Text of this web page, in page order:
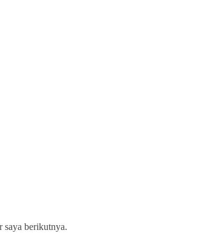
saya berikutnya.